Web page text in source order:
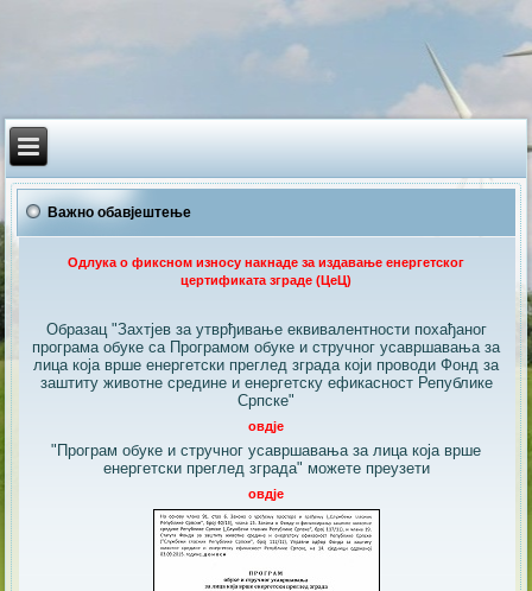
Важно обавјештење
Одлука о фиксном износу накнаде за издавање енергетског
цертификата зграде (ЦеЦ)
Образац "Захтјев за утврђивање еквивалентности похађаног
програма обуке са Програмом обуке и стручног усавршавања за
лица која врше енергетски преглед зграда који проводи Фонд за
заштиту животне средине и енергетску ефикасност Републике
Српске"
овдје
"Програм обуке и стручног усавршавања за лица која врше
енергетски преглед зграда" можете преузети
овдје